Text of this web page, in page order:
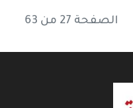
الصفحة 27 من 63